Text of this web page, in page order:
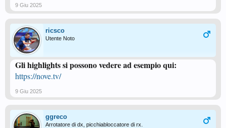
9 Giu 2025
ricsco
Utente Noto
Gli highlights si possono vedere ad esempio qui:
https://nove.tv/
9 Giu 2025
ggreco
Arrotatore di dx, picchiabloccatore di rx.